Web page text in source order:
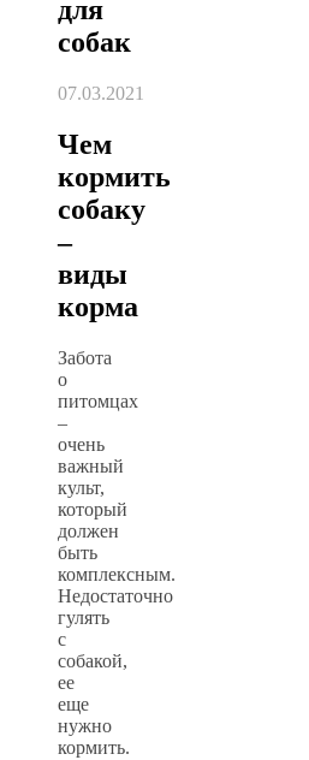
для
собак
07.03.2021
Чем
кормить
собаку
–
виды
корма
Забота
о
питомцах
–
очень
важный
культ,
который
должен
быть
комплексным.
Недостаточно
гулять
с
собакой,
ее
еще
нужно
кормить.